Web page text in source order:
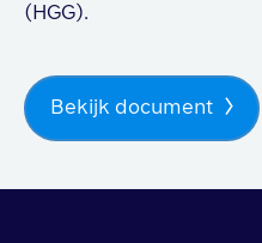
(HGG).
Bekijk document